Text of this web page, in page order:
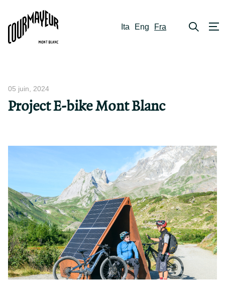
Ita Eng Fra
05 juin, 2024
Project E-bike Mont Blanc